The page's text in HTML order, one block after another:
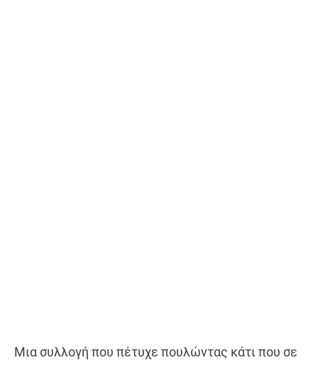
Μια συλλογή που πέτυχε πουλώντας κάτι που σε